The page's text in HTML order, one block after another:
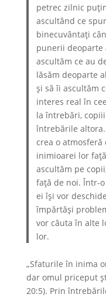
petrec zilnic
ascultând ce
binecuvântați
punerii deoparte
ascultăm ce au
lăsăm deoparte
și să îi ascultăm
interes real în
la întrebări,
întrebările
crea o
inimioarei lor
ascultăm pe
față de noi. Într-
ei își vor
împărtăşi
vor căuta în alte
lor.
„Sfaturile în inima
dar omul priceput
20:5). Prin